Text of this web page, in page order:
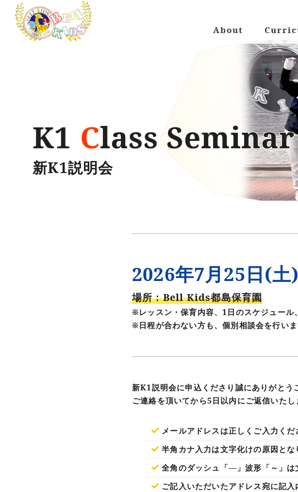
About
新K1説明会
K1 Class Seminar
2026年7月25日(土)
場所：Bell Kids都島保育園
※レッスン・保育内容、1日のスケジュー
※日程が合わない方も、個別相談会を行い
新K1説明会に申込くださり誠にありがとう
ご連絡を頂いてから5日以内にご返信いたし
メールアドレスは正しくご入力くだ
半角カナ入力は文字化けの原因とな
全角のダッシュ「―」波形「～」
ご記入いただいたアドレス宛に記入